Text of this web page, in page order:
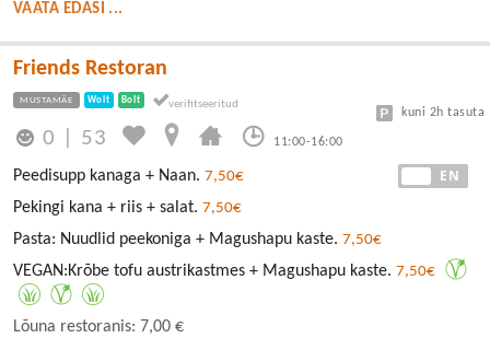
VAATA EDASI ...
Friends Restoran
MUSTAMÄE Wolt Bolt
0 53 11:00-16:00
kuni 2h tasuta
EN
Peedisupp kanaga + Naan. 7,50€
Pekingi kana + riis + salat. 7,50€
Pasta: Nuudlid peekoniga + Magushapu kaste. 7,50€
VEGAN:Krõbe tofu austrikastmes + Magushapu kaste. 7,50€
Lõuna restoranis: 7,00 €